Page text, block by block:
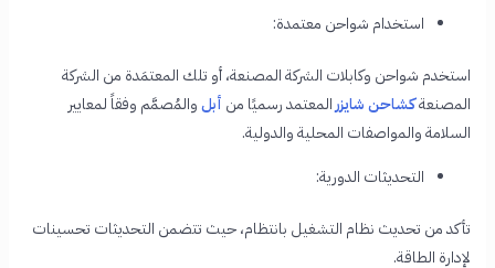
استخدام شواحن معتمدة:
استخدم شواحن وكابلات الشركة المصنعة، أو تلك المعتمَدة من الشركة
المصنعةكشاحن شايزرالمعتمد رسميًا من أبلوالمُصمَّم وفقاً لمعايير
السلامة والمواصفات المحلية والدولية.
التحديثات الدورية:
تأكد من تحديث نظام التشغيل بانتظام، حيث تتضمن التحديثات تحسينات
لإدارة الطاقة.